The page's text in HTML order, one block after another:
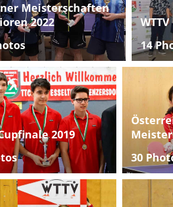
Meisterschaften
2022
14
2019
30